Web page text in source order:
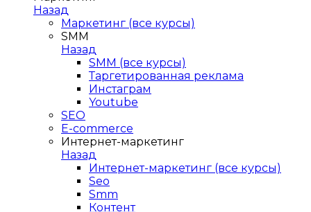
Назад
Маркетинг (все курсы)
SMM
Назад
SMM (все курсы)
Таргетированная реклама
Инстаграм
Youtube
SEO
E-сommerce
Интернет-маркетинг
Назад
Интернет-маркетинг (все курсы)
Seo
Smm
Контент